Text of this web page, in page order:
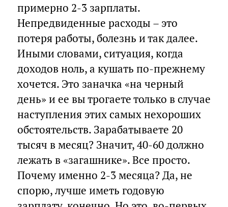
примерно 2-3 зарплаты.
Непредвиденные расходы – это
потеря работы, болезнь и так далее.
Иными словами, ситуация, когда
доходов ноль, а кушать по-прежнему
хочется. Это заначка «на черный
день» и ее вы трогаете только в случае
наступления этих самых нехороших
обстоятельств. Зарабатываете 20
тысяч в месяц? Значит, 40-60 должно
лежать в «загашнике». Все просто.
Почему именно 2-3 месяца? Да, не
спорю, лучше иметь годовую